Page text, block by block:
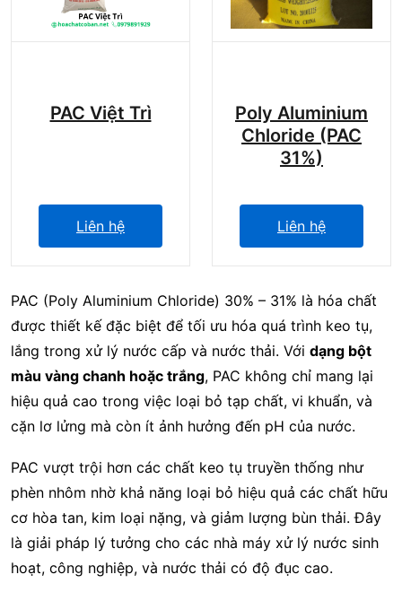
PAC Việt Trì
Liên hệ
Poly Aluminium
Chloride (PAC
31%)
Liên hệ
PAC (Poly Aluminium Chloride) 30% – 31% là hóa chất
được thiết kế đặc biệt để tối ưu hóa quá trình keo tụ,
lắng trong xử lý nước cấp và nước thải. Với dạng bột
màu vàng chanh hoặc trắng, PAC không chỉ mang lại
hiệu quả cao trong việc loại bỏ tạp chất, vi khuẩn, và
cặn lơ lửng mà còn ít ảnh hưởng đến pH của nước.
PAC vượt trội hơn các chất keo tụ truyền thống như
phèn nhôm nhờ khả năng loại bỏ hiệu quả các chất hữu
cơ hòa tan, kim loại nặng, và giảm lượng bùn thải. Đây
là giải pháp lý tưởng cho các nhà máy xử lý nước sinh
hoạt, công nghiệp, và nước thải có độ đục cao.